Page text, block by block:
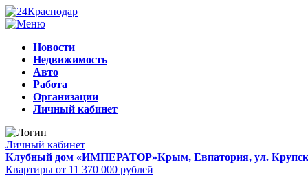
Новости
Недвижимость
Авто
Работа
Организации
Личный кабинет
Личный кабинет
Клубный дом «ИМПЕРАТОР»Крым, Евпатория, ул.
Квартиры от 11 370 000 рублей